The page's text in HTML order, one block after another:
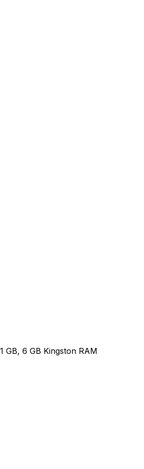
6 GB Kingston RAM